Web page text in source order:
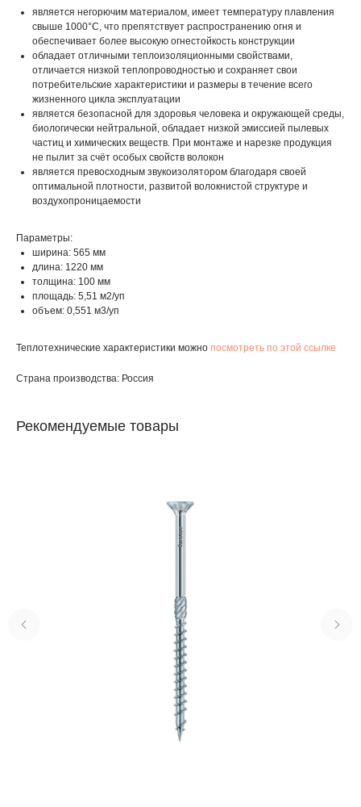
является негорючим материалом, имеет температуру плавления
свыше 1000°C, что препятствует распространению огня и
обеспечивает более высокую огнестойкость конструкции
обладает отличными теплоизоляционными свойствами,
отличается низкой теплопроводностью и сохраняет свои
потребительские характеристики и размеры в течение всего
жизненного цикла эксплуатации
является безопасной для здоровья человека и окружающей среды,
биологически нейтральной, обладает низкой эмиссией пылевых
частиц и химических веществ. При монтаже и нарезке продукция
не пылит за счёт особых свойств волокон
является превосходным звукоизолятором благодаря своей
оптимальной плотности, развитой волокнистой структуре и
воздухопроницаемости
Параметры:
ширина: 565 мм
длина: 1220 мм
толщина: 100 мм
площадь: 5,51 м2/уп
объем: 0,551 м3/уп
Теплотехнические характеристики можно посмотреть по этой ссылке
Страна производства: Россия
Рекомендуемые товары